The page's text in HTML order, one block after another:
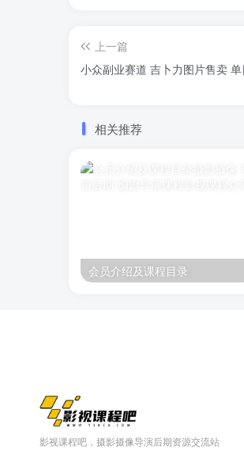
上一篇
小众副业赛道 吉卜力图片售卖
相关推荐
会员介绍及课程目录
影视课程吧，摄影摄像导演后期资源交流站